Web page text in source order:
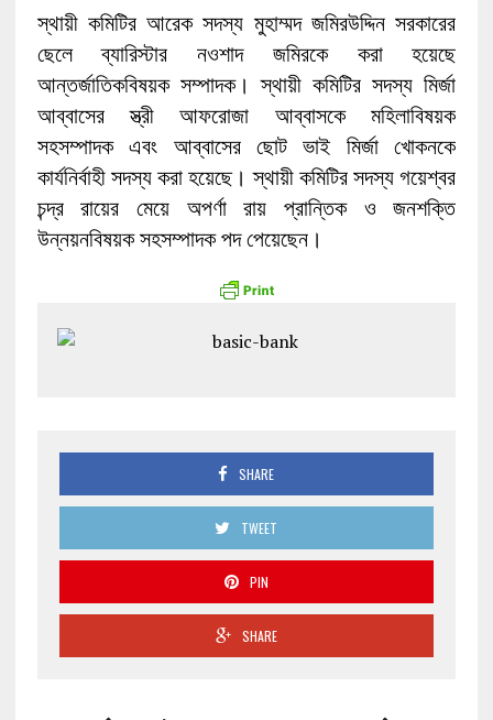
স্থায়ী কমিটির আরেক সদস্য মুহাম্মদ জমিরউদ্দিন সরকারের
ছেলে ব্যারিস্টার নওশাদ জমিরকে করা হয়েছে
আন্তর্জাতিকবিষয়ক সম্পাদক। স্থায়ী কমিটির সদস্য মির্জা
আব্বাসের স্ত্রী আফরোজা আব্বাসকে মহিলাবিষয়ক
সহসম্পাদক এবং আব্বাসের ছোট ভাই মির্জা খোকনকে
কার্যনির্বাহী সদস্য করা হয়েছে। স্থায়ী কমিটির সদস্য গয়েশ্বর
চন্দ্র রায়ের মেয়ে অপর্ণা রায় প্রান্তিক ও জনশক্তি
উন্নয়নবিষয়ক সহসম্পাদক পদ পেয়েছেন।
SHARE
TWEET
PIN
SHARE